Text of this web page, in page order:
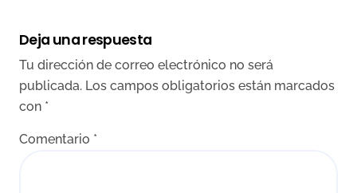
Deja una respuesta
Tu dirección de correo electrónico no será
publicada. Los campos obligatorios están marcados
con *
Comentario *